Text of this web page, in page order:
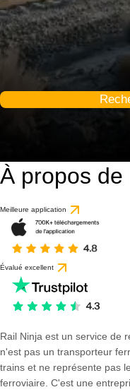
À propos de
Meilleure application
Évalué excellent
Rail Ninja est un service de
n'est pas un transporteur
trains et ne représente pas
ferroviaire. C'est une